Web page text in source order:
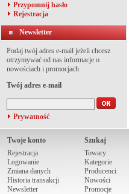
Przypomnij hasło
Rejestracja
Newsletter
Podaj twój adres e-mail jeżeli chcesz
otrzymywać od nas informacje o
nowościach i promocjach
Twój adres e-mail
Prywatność
Twoje konto
Rejestracja
Logowanie
Zmiana danych
Historia transakcji
Newsletter
Szukaj
Towary
Kategorie
Producenci
Nowości
Promocje